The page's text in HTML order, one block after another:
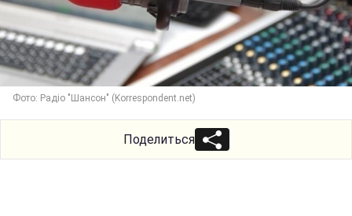
Фото: Радіо "Шансон" (Korrespondent.net)
Поделиться